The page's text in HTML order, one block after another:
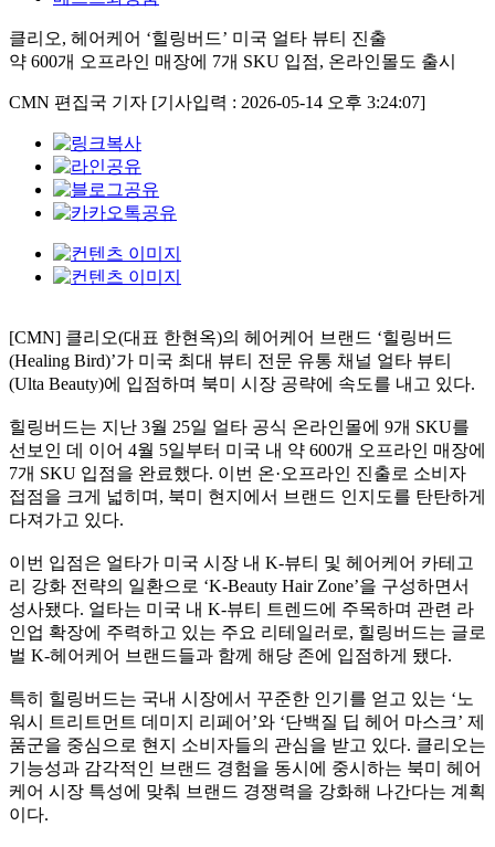
클리오, 헤어케어 ‘힐링버드’ 미국 얼타 뷰티 진출
약 600개 오프라인 매장에 7개 SKU 입점, 온라인몰도 출시
CMN 편집국 기자 [기사입력 : 2026-05-14 오후 3:24:07]
[CMN] 클리오(대표 한현옥)의 헤어케어 브랜드 ‘힐링버드
(Healing Bird)’가 미국 최대 뷰티 전문 유통 채널 얼타 뷰티
(Ulta Beauty)에 입점하며 북미 시장 공략에 속도를 내고 있다.
힐링버드는 지난 3월 25일 얼타 공식 온라인몰에 9개 SKU를
선보인 데 이어 4월 5일부터 미국 내 약 600개 오프라인 매장에
7개 SKU 입점을 완료했다. 이번 온·오프라인 진출로 소비자
접점을 크게 넓히며, 북미 현지에서 브랜드 인지도를 탄탄하게
다져가고 있다.
이번 입점은 얼타가 미국 시장 내 K-뷰티 및 헤어케어 카테고
리 강화 전략의 일환으로 ‘K-Beauty Hair Zone’을 구성하면서
성사됐다. 얼타는 미국 내 K-뷰티 트렌드에 주목하며 관련 라
인업 확장에 주력하고 있는 주요 리테일러로, 힐링버드는 글로
벌 K-헤어케어 브랜드들과 함께 해당 존에 입점하게 됐다.
특히 힐링버드는 국내 시장에서 꾸준한 인기를 얻고 있는 ‘노
워시 트리트먼트 데미지 리페어’와 ‘단백질 딥 헤어 마스크’ 제
품군을 중심으로 현지 소비자들의 관심을 받고 있다. 클리오는
기능성과 감각적인 브랜드 경험을 동시에 중시하는 북미 헤어
케어 시장 특성에 맞춰 브랜드 경쟁력을 강화해 나간다는 계획
이다.